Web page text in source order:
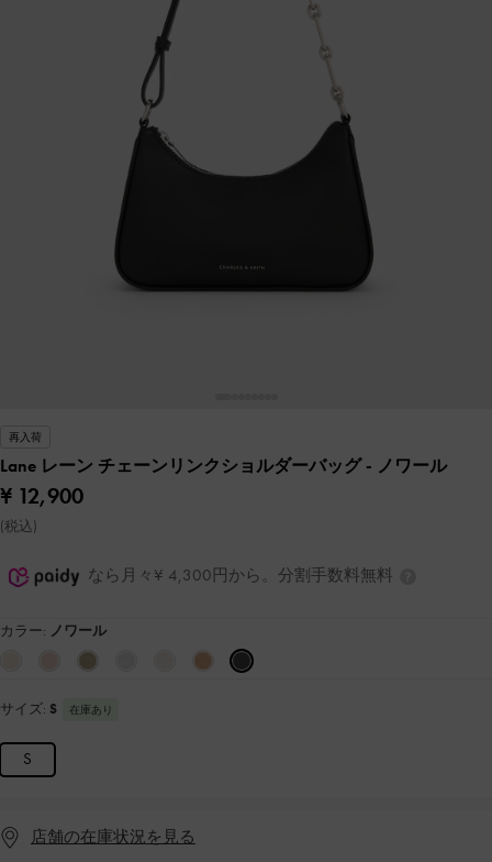
再入荷
Lane レーン チェーンリンクショルダーバッグ- ノワール
¥ 12,900
(税込)
なら月々¥ 4,300円から。分割手数料無料
カラー: ノワール
サイズ: S 在庫あり
S
店舗の在庫状況を見る